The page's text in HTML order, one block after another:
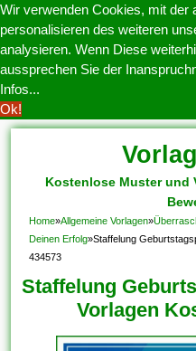
Wir verwenden Cookies, mit der
personalisieren des weiteren
analysieren. Wenn Diese
aussprechen Sie der
Infos...
Ok!
Kostenlose Muster und
Home»Allgemeine Vorlagen»
Deinen Erfolg»Staffelung
434573
Staffelung
Vorlagen